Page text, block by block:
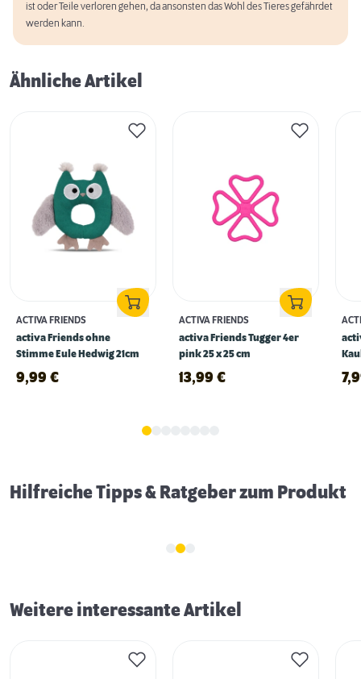
ist oder Teile verloren gehen, da ansonsten das Wohl des Tieres gefährdet
werden kann.
Ähnliche Artikel
ACTIVA FRIENDS
activa Friends ohne
Stimme Eule Hedwig 21cm
9,99 €
ACTIVA FRIENDS
activa Friends Tugger 4er
pink 25 x 25 cm
13,99 €
Hilfreiche Tipps & Ratgeber zum Produkt
Weitere interessante Artikel